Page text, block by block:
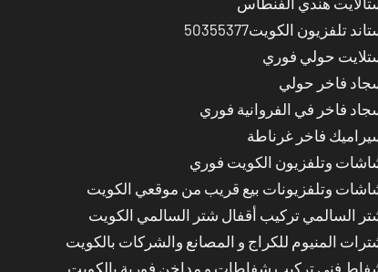
تلفزيون الكويت50355377
حولي فوري
فاخر حولي
فاخر في الفروانية فوري
فاخر غرناطة
وتلفزيون الكويت فوري
وتلفزيونات بيع قريب من موقعي الكويت
السالمي تركيب أقفال شتر السالمي الكويت
المنيوم للكراج و المصانع والشركات بالكويت
فني تركيب شفاطات و مداخن فورية بالكويت